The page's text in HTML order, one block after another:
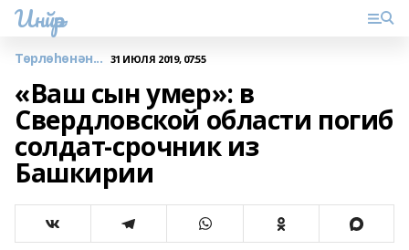
Инйәр
Төрлөһөнән... 31 ИЮЛЯ 2019, 07:55
«Ваш сын умер»: в
Свердловской области погиб
солдат-срочник из
Башкирии